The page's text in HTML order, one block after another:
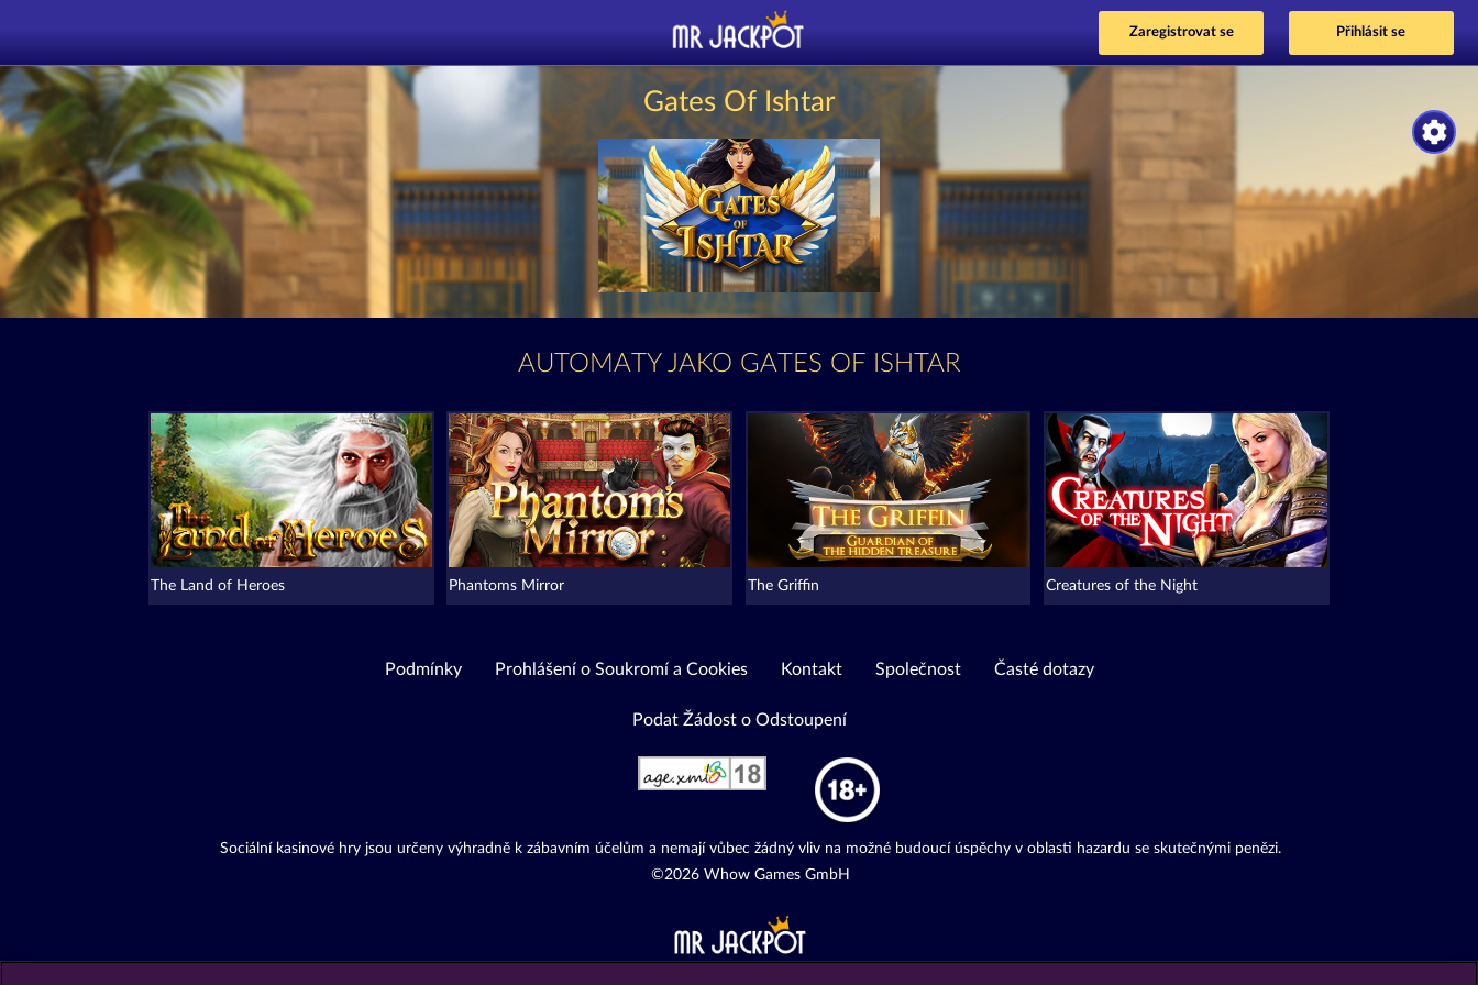
Zaregistrovat se Přihlásit se
Gates Of Ishtar
AUTOMATY JAKO GATES OF ISHTAR
The Land of Heroes Phantoms Mirror The Griffin Creatures of the Night
Podmínky Prohlášení o Soukromí a Cookies Kontakt Společnost Časté dotazy
Podat Žádost o Odstoupení
Sociální kasinové hry jsou určeny výhradně k zábavním účelům a nemají vůbec žádný vliv na možné budoucí úspěchy v oblasti hazardu se skutečnými penězi.
©2026 Whow Games GmbH